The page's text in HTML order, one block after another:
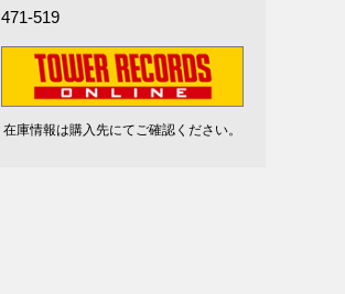
471-519
在庫情報は購入先にてご確認ください。